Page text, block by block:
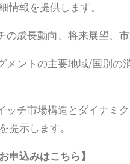
情報を提供します。
の成長動向、将来展望、
メントの主要地域/国別
ッチ市場構造とダイナミ
提示します。
申込みはこちら】